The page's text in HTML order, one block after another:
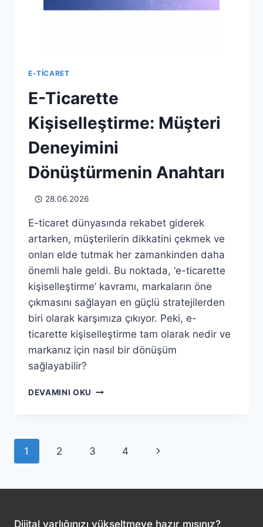
E-TICARET
E-Ticarette
Kişiselleştirme: Müşteri
Deneyimini
Dönüştürmenin Anahtarı
28.06.2026
E-ticaret dünyasında rekabet giderek
artarken, müşterilerin dikkatini çekmek ve
onları elde tutmak her zamankinden daha
önemli hale geldi. Bu noktada, ‘e-ticarette
kişiselleştirme’ kavramı, markaların öne
çıkmasını sağlayan en güçlü stratejilerden
biri olarak karşımıza çıkıyor. Peki, e-
ticarette kişiselleştirme tam olarak nedir ve
markanız için nasıl bir dönüşüm
sağlayabilir?
DEVAMINI OKU
DÖNÜŞTÜRMENIN
Page
1 2 3 4
Next
Dijital varlığınızı yükseltmeye hazır mısınız?